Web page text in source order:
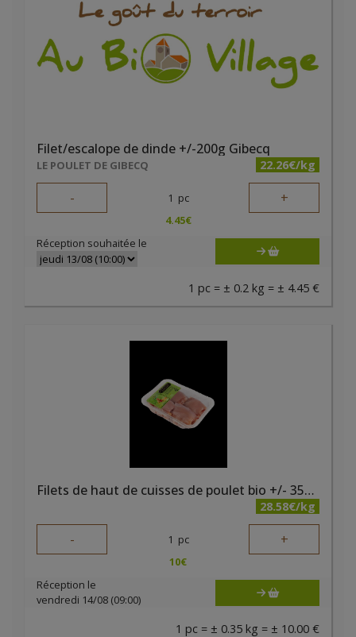
Filet/escalope de dinde +/-200g Gibecq
LE POULET DE GIBECQ 22.26€/kg
- 1 pc +
4.45€
Réception souhaitée le
1 pc = ± 0.2 kg = ± 4.45 €
Filets de haut de cuisses de poulet bio +/- 350 gr Kari
28.58€/kg
- 1 pc +
10€
Réception le
vendredi 14/08 (09:00)
1 pc = ± 0.35 kg = ± 10.00 €